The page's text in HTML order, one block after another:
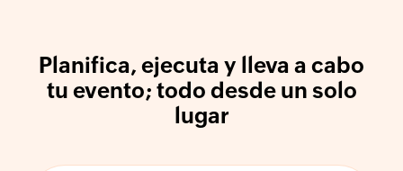
Planifica, ejecuta y lleva a cabo
tu evento; todo desde un solo
lugar